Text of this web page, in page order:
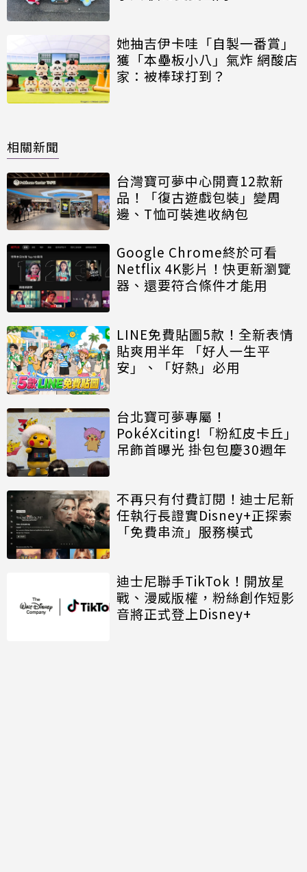
她抽吉伊卡哇「自製一番賞」
獲「本壘板小八」氣炸 網酸店
家：被棒球打到？
相關新聞
台灣寶可夢中心開賣12款新
品！「復古遊戲包裝」變周
邊、T恤可裝進收納包
Google Chrome終於可看
Netflix 4K影片！快更新瀏覽
器、還要符合條件才能用
LINE免費貼圖5款！全新表情
貼爽用半年 「好人一生平
安」、「好熱」必用
台北寶可夢專屬！
PokéXciting!「粉紅皮卡丘」
吊飾首曝光 掛包包慶30週年
不再只有付費訂閱！迪士尼新
任執行長證實Disney+正探索
「免費串流」服務模式
迪士尼聯手TikTok！開放星
戰、漫威版權，粉絲創作短影
音將正式登上Disney+